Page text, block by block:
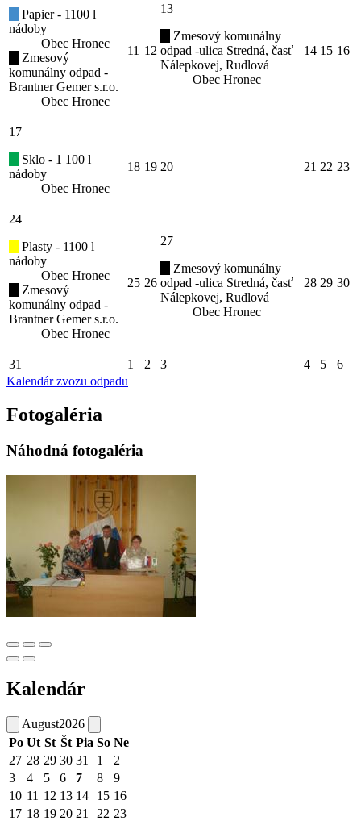
Papier - 1100 l
nádoby
Obec Hronec
Zmesový
komunálny odpad -
Brantner Gemer s.r.o.
Obec Hronec
11 12
13
Zmesový komunálny
odpad -ulica Stredná, časť
Nálepkovej, Rudlová
Obec Hronec
14 15 16
17
Sklo - 1 100 l
nádoby
Obec Hronec
18 19 20 21 22 23
24
Plasty - 1100 l
nádoby
Obec Hronec
Zmesový
komunálny odpad -
Brantner Gemer s.r.o.
Obec Hronec
25 26
27
Zmesový komunálny
odpad -ulica Stredná, časť
Nálepkovej, Rudlová
Obec Hronec
28 29 30
31 1 2 3 4 5
6
Kalendár zvozu odpadu
Fotogaléria
Náhodná fotogaléria
Kalendár
August2026
Po Ut St Št Pia So Ne
27 28 29 30 31 1
2
3
4 5 6 7 8
9
10 11 12 13 14 15 16
17 18 19 20 21 22 23